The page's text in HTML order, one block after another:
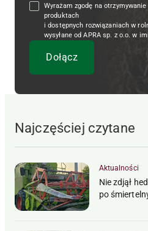
Wyrażam zgodę na
produktach
i dostępnych rozwiązaniach w
wysyłane od APRA sp. z o.o. w
Najczęściej czytane
Aktualności
Nie zdjął
po